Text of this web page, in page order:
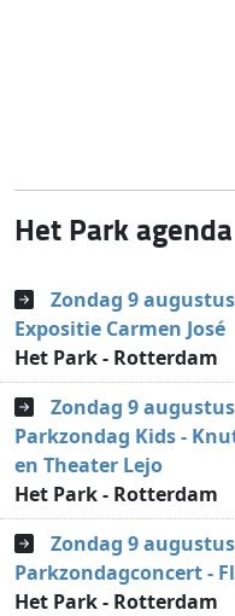
Het Park agenda
Zondag 9 augustus
Expositie Carmen José
Het Park - Rotterdam
Zondag 9 augustus
Parkzondag Kids -
en Theater Lejo
Het Park - Rotterdam
Zondag 9 augustus
Parkzondagconcert -
Het Park - Rotterdam